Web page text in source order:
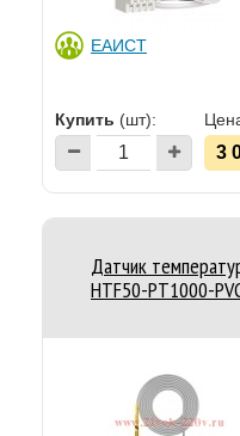
ЕАИСТ
Купить (шт):
3
Датчик
HTF50-PT1000-